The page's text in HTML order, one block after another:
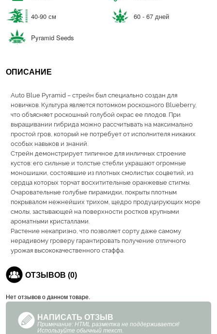
40-90 см 60 - 67 дней
Pyramid Seeds
ОПИСАНИЕ
Auto Blue Pyramid – стрейн был специально создан для
новичков. Культура является потомком роскошного Blueberry,
что объясняет роскошный голубой окрас ее плодов. При
выращивании гибрида можно рассчитывать на максимально
простой гров, который не потребует от исполнителя никаких
особых навыков и знаний.
Стрейн демонстрирует типичное для инличных строение
кустов: его сильные и толстые стебли украшают огромные
моношишки, состоявшие из плотных смолистых соцветий, из
сердца которых торчат восхитительные оранжевые стигмы.
Очаровательные голубые пирамидки, покрыты плотным
покрывалом нежнейших трихом, щедро продуцирующих море
смолы, застывающей на поверхности ростков крупными
ароматными кристаллами.
Растение некапризно, что позволяет сорту даже самому
нерадивому гроверу гарантировать получение отличного
урожая высококачественного стаффа.
ОТЗЫВОВ (0)
Нет отзывов о данном товаре.
НАПИСАТЬ ОТЗЫВ
Примечание: HTML разметка не поддерживается!
Используйте обычный текст.